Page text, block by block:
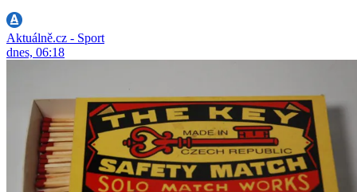
Aktuálně.cz - Sport
dnes, 06:18